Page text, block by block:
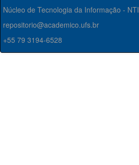
Núcleo de Tecnologia da Informação - NTI
repositorio@academico.ufs.br
+55 79 3194-6528